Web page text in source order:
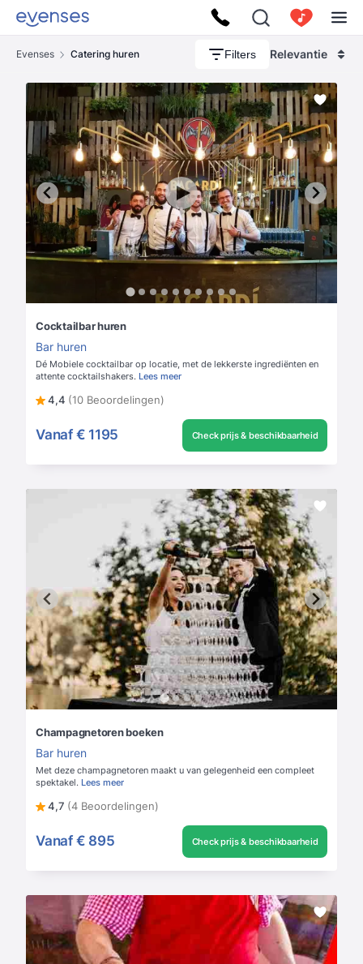
Evenses Catering huren Filters Relevantie
Cocktailbar huren
Bar huren
Dé Mobiele cocktailbar op locatie, met de lekkerste ingrediënten en
attente cocktailshakers. Lees meer
4,4 (10 Beoordelingen)
Vanaf € 1195 Check prijs & beschikbaarheid
Champagnetoren boeken
Bar huren
Met deze champagnetoren maakt u van gelegenheid een compleet
spektakel. Lees meer
4,7 (4 Beoordelingen)
Vanaf € 895 Check prijs & beschikbaarheid